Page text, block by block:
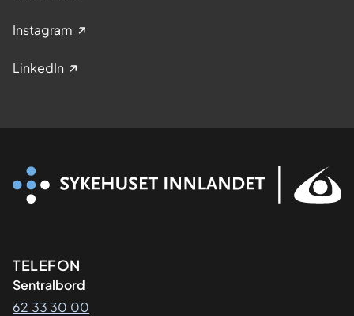
Instagram
LinkedIn
Kontaktinformasjon
TELEFON
Sentralbord
62 33 30 00